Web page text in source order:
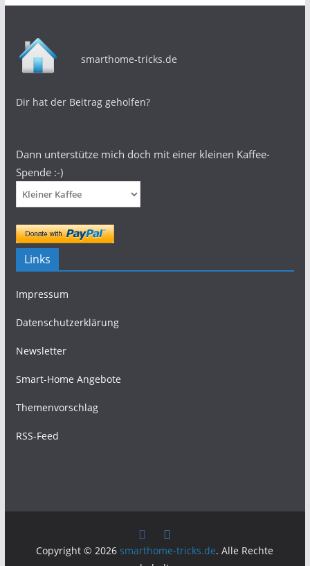
smarthome-tricks.de
Dir hat der Beitrag geholfen?
Dann unterstütze mich doch mit einer kleinen Kaffee-
Spende :-)
Links
Impressum
Datenschutzerklärung
Newsletter
Smart-Home Angebote
Themenvorschlag
RSS-Feed
Copyright © 2026 smarthome-tricks.de. Alle Rechte